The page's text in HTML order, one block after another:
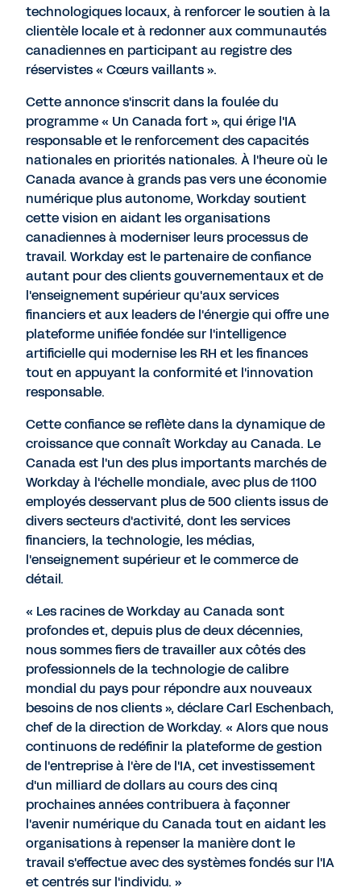
technologiques locaux, à renforcer le soutien à la
clientèle locale et à redonner aux communautés
canadiennes en participant au registre des
réservistes « Cœurs vaillants ».
Cette annonce s'inscrit dans la foulée du
programme « Un Canada fort », qui érige l'IA
responsable et le renforcement des capacités
nationales en priorités nationales. À l'heure où le
Canada avance à grands pas vers une économie
numérique plus autonome, Workday soutient
cette vision en aidant les organisations
canadiennes à moderniser leurs processus de
travail. Workday est le partenaire de confiance
autant pour des clients gouvernementaux et de
l'enseignement supérieur qu'aux services
financiers et aux leaders de l'énergie qui offre une
plateforme unifiée fondée sur l'intelligence
artificielle qui modernise les RH et les finances
tout en appuyant la conformité et l'innovation
responsable.
Cette confiance se reflète dans la dynamique de
croissance que connaît Workday au Canada. Le
Canada est l'un des plus importants marchés de
Workday à l'échelle mondiale, avec plus de 1100
employés desservant plus de 500 clients issus de
divers secteurs d'activité, dont les services
financiers, la technologie, les médias,
l'enseignement supérieur et le commerce de
détail.
« Les racines de Workday au Canada sont
profondes et, depuis plus de deux décennies,
nous sommes fiers de travailler aux côtés des
professionnels de la technologie de calibre
mondial du pays pour répondre aux nouveaux
besoins de nos clients », déclare Carl Eschenbach,
chef de la direction de Workday. « Alors que nous
continuons de redéfinir la plateforme de gestion
de l'entreprise à l'ère de l'IA, cet investissement
d'un milliard de dollars au cours des cinq
prochaines années contribuera à façonner
l'avenir numérique du Canada tout en aidant les
organisations à repenser la manière dont le
travail s'effectue avec des systèmes fondés sur l'IA
et centrés sur l'individu. »